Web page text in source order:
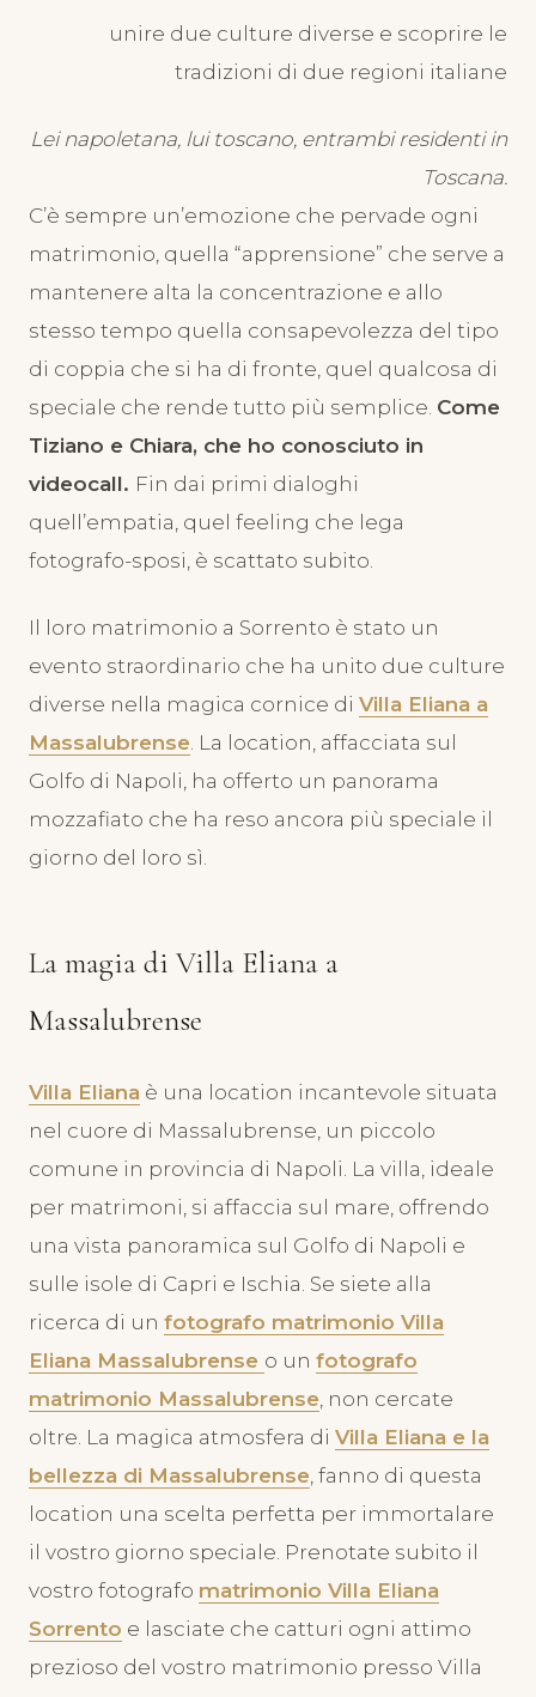
TIZIANO E CHIARA presso
Villa Eliana a Massalubrense
unire due culture diverse e scoprire le
tradizioni di due regioni italiane
Lei napoletana, lui toscano, entrambi residenti in
Toscana.
C’è sempre un’emozione che pervade ogni
matrimonio, quella “apprensione” che serve a
mantenere alta la concentrazione e allo
stesso tempo quella consapevolezza del tipo
di coppia che si ha di fronte, quel qualcosa di
speciale che rende tutto più semplice. Come
Tiziano e Chiara, che ho conosciuto in
videocall. Fin dai primi dialoghi
quell’empatia, quel feeling che lega
fotografo-sposi, è scattato subito.
Il loro matrimonio a Sorrento è stato un
evento straordinario che ha unito due culture
diverse nella magica cornice di Villa Eliana a
Massalubrense. La location, affacciata sul
Golfo di Napoli, ha offerto un panorama
mozzafiato che ha reso ancora più speciale il
giorno del loro sì.
La magia di Villa Eliana a
Massalubrense
Villa Eliana è una location incantevole situata
nel cuore di Massalubrense, un piccolo
comune in provincia di Napoli. La villa, ideale
per matrimoni, si affaccia sul mare, offrendo
una vista panoramica sul Golfo di Napoli e
sulle isole di Capri e Ischia. Se siete alla
ricerca di un fotografo matrimonio Villa
Eliana Massalubrense o un fotografo
matrimonio Massalubrense, non cercate
oltre. La magica atmosfera di Villa Eliana e la
bellezza di Massalubrense, fanno di questa
location una scelta perfetta per immortalare
il vostro giorno speciale. Prenotate subito il
vostro fotografo matrimonio Villa Eliana
Sorrento e lasciate che catturi ogni attimo
prezioso del vostro matrimonio presso Villa